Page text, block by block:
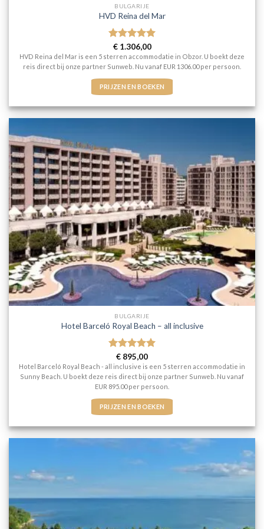
BULGARIJE
HVD Reina del Mar
Gewaardeerd
5uit 5
€1.306,00
HVD Reina del Mar is een 5 sterren accommodatie in Obzor. U boekt deze
reis direct bij onze partner Sunweb. Nu vanaf EUR 1306.00 per persoon.
PRIJZEN EN BOEKEN
BULGARIJE
Hotel Barceló Royal Beach – all inclusive
Gewaardeerd
5uit 5
€ 895,00
Hotel Barceló Royal Beach - all inclusive is een 5 sterren accommodatie in
Sunny Beach. U boekt deze reis direct bij onze partner Sunweb. Nu vanaf
EUR 895.00 per persoon.
PRIJZEN EN BOEKEN